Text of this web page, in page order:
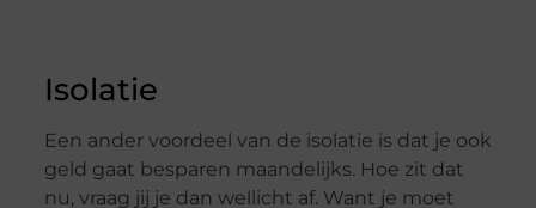
Isolatie
Een ander voordeel van de isolatie is dat je ook
geld gaat besparen maandelijks. Hoe zit dat
nu, vraag jij je dan wellicht af. Want je moet